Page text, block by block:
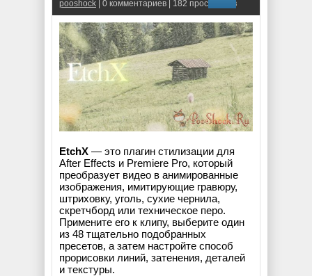
pooshock | 0 комментариев | 182 просмотров
EtchX — это плагин стилизации для
After Effects и Premiere Pro, который
преобразует видео в анимированные
изображения, имитирующие гравюру,
штриховку, уголь, сухие чернила,
скретчборд или техническое перо.
Примените его к клипу, выберите один
из 48 тщательно подобранных
пресетов, а затем настройте способ
прорисовки линий, затенения, деталей
и текстуры.